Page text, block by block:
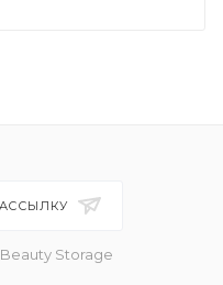
Storage